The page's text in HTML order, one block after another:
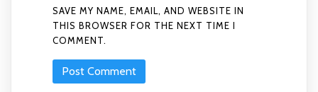
SAVE MY NAME, EMAIL, AND WEBSITE IN
THIS BROWSER FOR THE NEXT TIME I
COMMENT.